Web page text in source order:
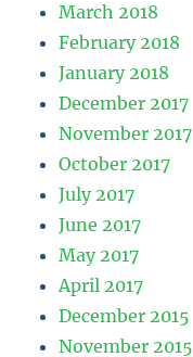
March 2018
February 2018
January 2018
December 2017
November 2017
October 2017
July 2017
June 2017
May 2017
April 2017
December 2015
November 2015